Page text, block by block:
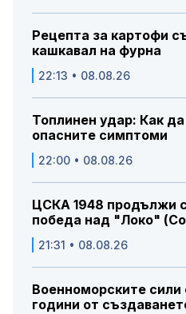
Рецепта за картофи
кашкавал на фурна
22:13 • 08.08.26
Топлинен удар: Как
опасните симптоми
22:00 • 08.08.26
ЦСКА 1948 продължи
победа над "Локо"
21:31 • 08.08.26
Военноморските сили
години от